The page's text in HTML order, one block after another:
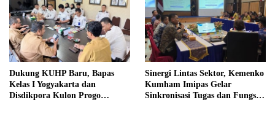
Dukung KUHP Baru, Bapas
Kelas I Yogyakarta dan
Disdikpora Kulon Progo
Sinergi Lintas Sektor, Kemenko
Kumham Imipas Gelar
Sinkronisasi Tugas dan Fungsi